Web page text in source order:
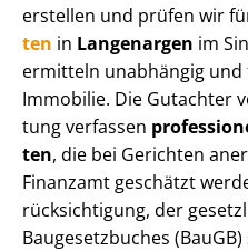
erstellen und prüfen wir
ten in Langenargen im
ermitteln unabhängig
Immobilie. Die Gutachter
tung verfassen
ten, die bei Gerichten
Finanzamt geschätzt
rück­sich­ti­gung, der
Baugesetzbuches